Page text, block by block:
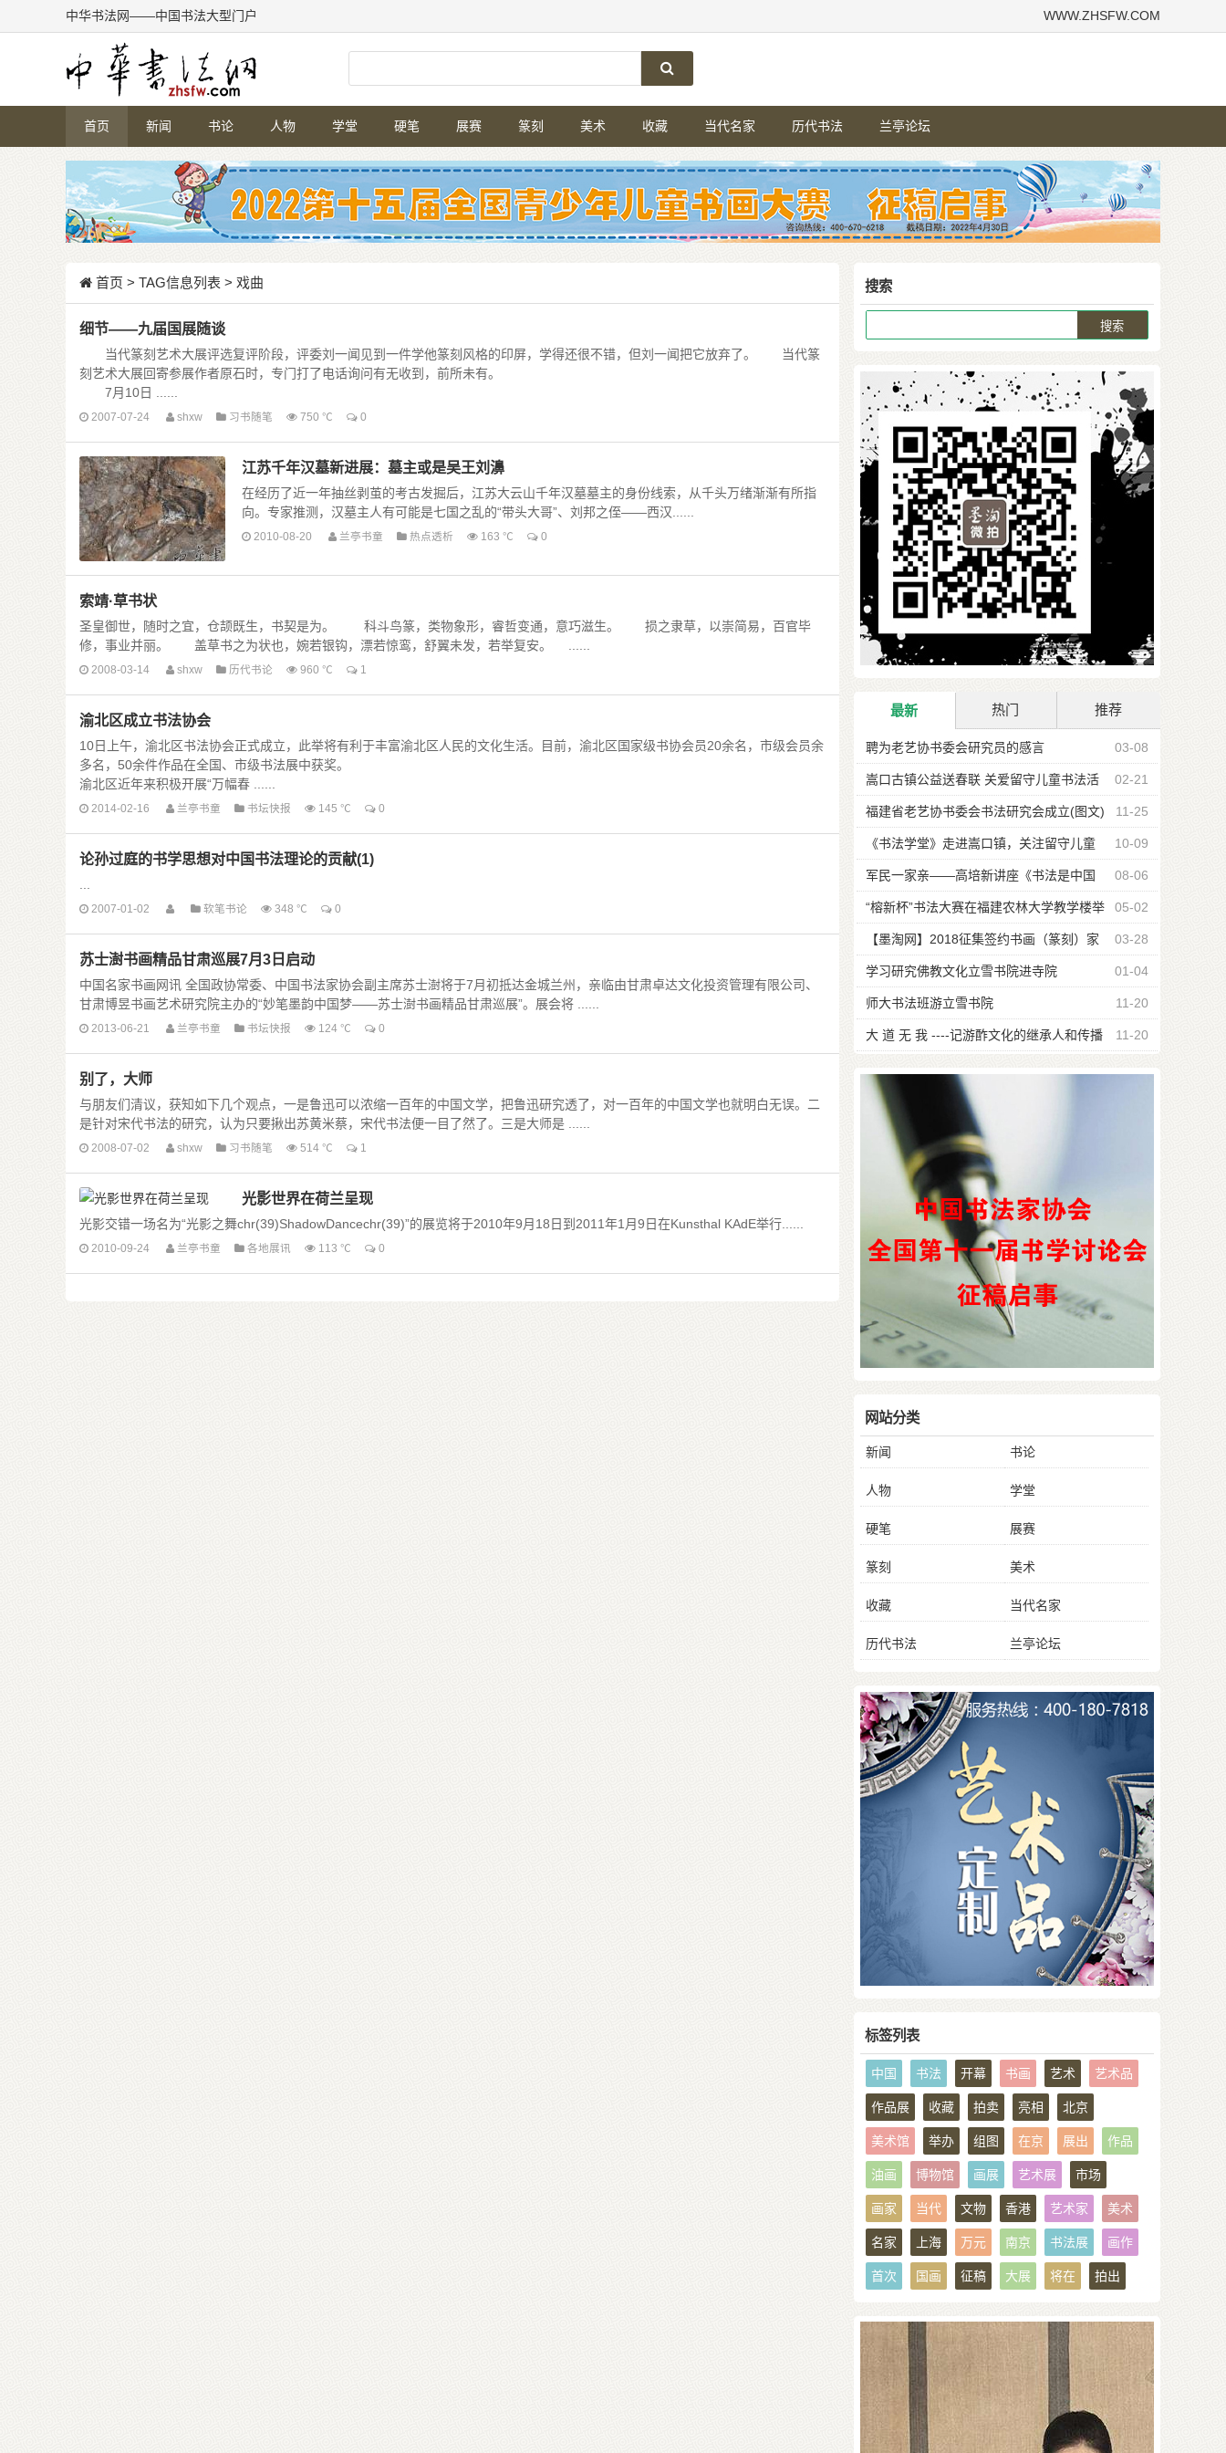
中华书法网——中国书法大型门户 WWW.ZHSFW.COM
首页 新闻 书论 人物 学堂 硬笔 展赛 篆刻 美术 收藏 当代名家 历代书法 兰亭论坛
首页 > TAG信息列表 > 戏曲
细节——九届国展随谈
当代篆刻艺术大展评选复评阶段，评委刘一闻见到一件学他篆刻风格的印屏，学得还很不错，但刘一闻把它放弃了。 当代篆
刻艺术大展回寄参展作者原石时，专门打了电话询问有无收到，前所未有。
7月10日 ......
2007-07-24 shxw 习书随笔 750 ℃ 0
江苏千年汉墓新进展：墓主或是吴王刘濞
在经历了近一年抽丝剥茧的考古发掘后，江苏大云山千年汉墓墓主的身份线索，从千头万绪渐渐有所指
向。专家推测，汉墓主人有可能是七国之乱的“带头大哥”、刘邦之侄——西汉......
2010-08-20 兰亭书童 热点透析 163 ℃ 0
索靖·草书状
圣皇御世，随时之宜，仓颉既生，书契是为。 科斗鸟篆，类物象形，睿哲变通，意巧滋生。 损之隶草，以崇简易，百官毕
修，事业并丽。 盖草书之为状也，婉若银钩，漂若惊鸾，舒翼未发，若举复安。 ......
2008-03-14 shxw 历代书论 960 ℃ 1
渝北区成立书法协会
10日上午，渝北区书法协会正式成立，此举将有利于丰富渝北区人民的文化生活。目前，渝北区国家级书协会员20余名，市级会员余
多名，50余件作品在全国、市级书法展中获奖。
渝北区近年来积极开展“万幅春 ......
2014-02-16 兰亭书童 书坛快报 145 ℃ 0
论孙过庭的书学思想对中国书法理论的贡献(1)
2007-01-02 软笔书论 348 ℃ 0
苏士澍书画精品甘肃巡展7月3日启动
中国名家书画网讯 全国政协常委、中国书法家协会副主席苏士澍将于7月初抵达金城兰州，亲临由甘肃卓达文化投资管理有限公司、
甘肃博昱书画艺术研究院主办的“妙笔墨韵中国梦——苏士澍书画精品甘肃巡展”。展会将 ......
2013-06-21 兰亭书童 书坛快报 124 ℃ 0
别了，大师
与朋友们清议，获知如下几个观点，一是鲁迅可以浓缩一百年的中国文学，把鲁迅研究透了，对一百年的中国文学也就明白无误。二
是针对宋代书法的研究，认为只要揪出苏黄米蔡，宋代书法便一目了然了。三是大师是 ......
2008-07-02 shxw 习书随笔 514 ℃ 1
光影世界在荷兰呈现
光影交错一场名为“光影之舞chr(39)ShadowDancechr(39)”的展览将于2010年9月18日到2011年1月9日在Kunsthal KAdE举行......
2010-09-24 兰亭书童 各地展讯 113 ℃ 0
搜索
最新 热门 推荐
03-08
聘为老艺协书委会研究员的感言
02-21
嵩口古镇公益送春联 关爱留守儿童书法活
动 11-25
福建省老艺协书委会书法研究会成立(图文)
10-09
《书法学堂》走进嵩口镇，关注留守儿童
08-06
军民一家亲——高培新讲座《书法是中国
瑰宝》 05-02
“榕新杯”书法大赛在福建农林大学教学楼举
行 03-28
【墨淘网】2018征集签约书画（篆刻）家
公告 01-04
学习研究佛教文化立雪书院进寺院
11-20
师大书法班游立雪书院
11-20
大 道 无 我 ----记游酢文化的继承人和传播
网站分类
新闻 书论
人物 学堂
硬笔 展赛
篆刻 美术
收藏 当代名家
历代书法 兰亭论坛
标签列表
中国 书法 开幕 书画 艺术 艺术品
作品展 收藏 拍卖 亮相 北京
美术馆 举办 组图 在京 展出 作品
油画 博物馆 画展 艺术展 市场
画家 当代 文物 香港 艺术家 美术
名家 上海 万元 南京 书法展 画作
首次 国画 征稿 大展 将在 拍出